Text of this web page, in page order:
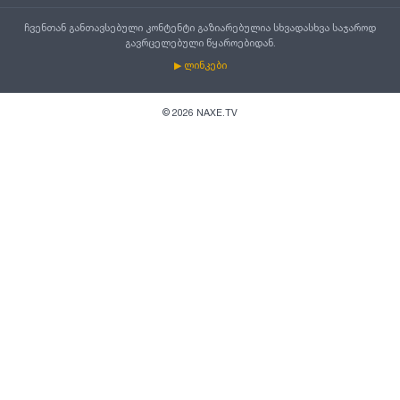
ჩვენთან განთავსებული კონტენტი გაზიარებულია სხვადასხვა საჯაროდ
გავრცელებული წყაროებიდან.
▶ ლინკები
© 2026 NAXE.TV